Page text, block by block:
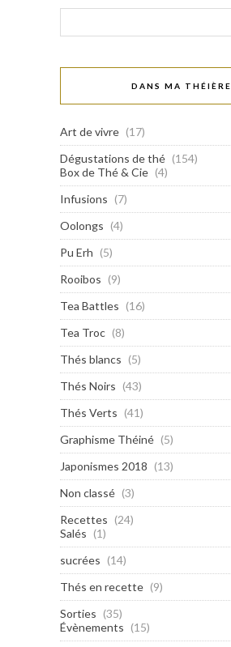
DANS MA THÉIÈRE
Art de vivre (17)
Dégustations de thé (154)
Box de Thé & Cie (4)
Infusions (7)
Oolongs (4)
Pu Erh (5)
Rooibos (9)
Tea Battles (16)
Tea Troc (8)
Thés blancs (5)
Thés Noirs (43)
Thés Verts (41)
Graphisme Théiné (5)
Japonismes 2018 (13)
Non classé (3)
Recettes (24)
Salés (1)
sucrées (14)
Thés en recette (9)
Sorties (35)
Évènements (15)